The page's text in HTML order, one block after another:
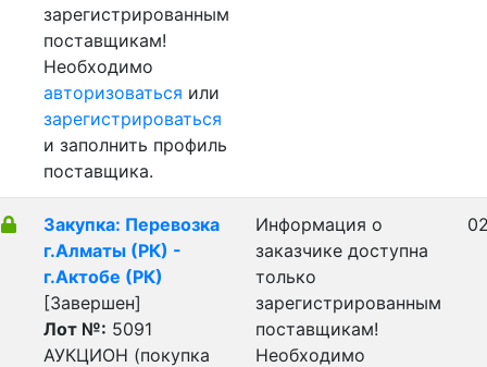
зарегистрированным
поставщикам!
Необходимо
авторизоваться или
зарегистрироваться
и заполнить профиль
поставщика.
Закупка: Перевозка
г.Алматы (РК) -
г.Актобе (РК)
[Завершен]
Лот №: 5091
АУКЦИОН (покупка
Информация о
заказчике доступна
только
зарегистрированным
поставщикам!
Необходимо